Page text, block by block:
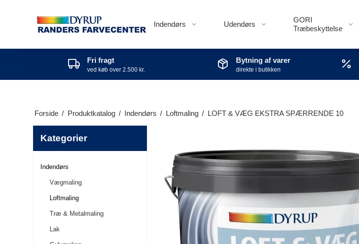
Indendørs Udendørs
GORI
Træbeskyttelse
Fri fragt
ved køb over 2.500 kr.
Bytning af varer
direkte i butikken
Forside / Produktkatalog / Indendørs / Loftmaling / LOFT & VÆG EKSTRA SPÆRRENDE 10
Kategorier
Indendørs
Vægmaling
Loftmaling
Træ & Metalmaling
Lak